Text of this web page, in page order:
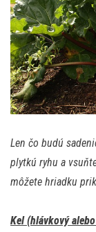
Len čo budú
plytkú ryhu a
môžete hriadku
Kel (hlávkový